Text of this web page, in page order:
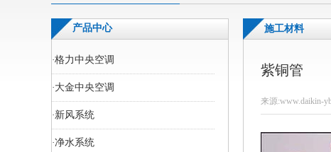
产品中心
·格力中央空调
·大金中央空调
·新风系统
·净水系统
施工材料
紫铜管
来源:www.daikin-